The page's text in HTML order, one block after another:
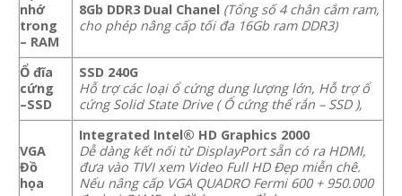
nhớ
trong
– RAM
8Gb DDR3 Dual Chanel (Tổng số 4 chân cắm ram,
cho phép nâng cấp tối đa 16Gb ram DDR3)
Ổ đĩa
cứng
–SSD
SSD 240G
Hỗ trợ các loại ổ cứng dung lượng lớn, Hỗ trợ ổ
cứng Solid State Drive ( Ổ cứng thể rắn – SSD ),
VGA
Đồ
họa
Integrated Intel® HD Graphics 2000
Dễ dàng kết nối từ DisplayPort sẵn có ra HDMI,
đưa vào TIVI xem Video Full HD Đẹp miễn chê.
Nếu nâng cấp VGA QUADRO Fermi 600 + 950.000